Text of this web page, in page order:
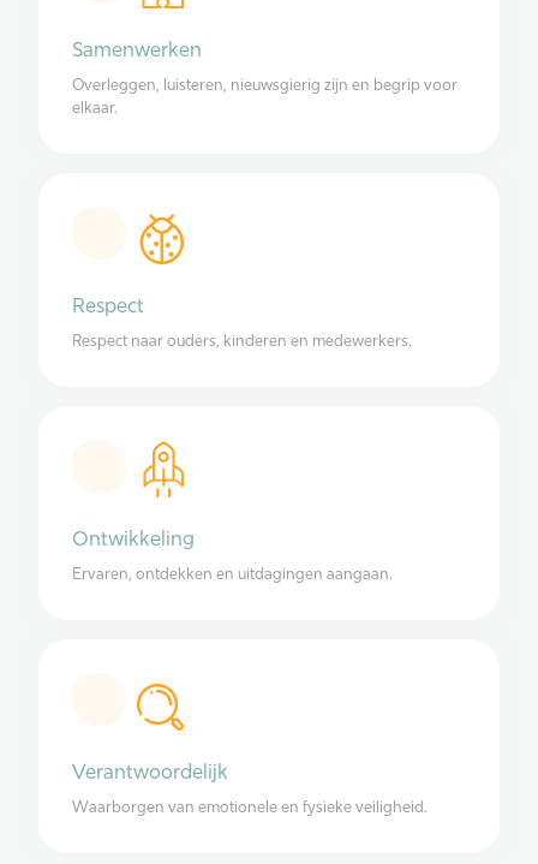
Samenwerken
Overleggen, luisteren, nieuwsgierig zijn en begrip voor
elkaar.
Respect
Respect naar ouders, kinderen en medewerkers.
Ontwikkeling
Ervaren, ontdekken en uitdagingen aangaan.
Verantwoordelijk
Waarborgen van emotionele en fysieke veiligheid.